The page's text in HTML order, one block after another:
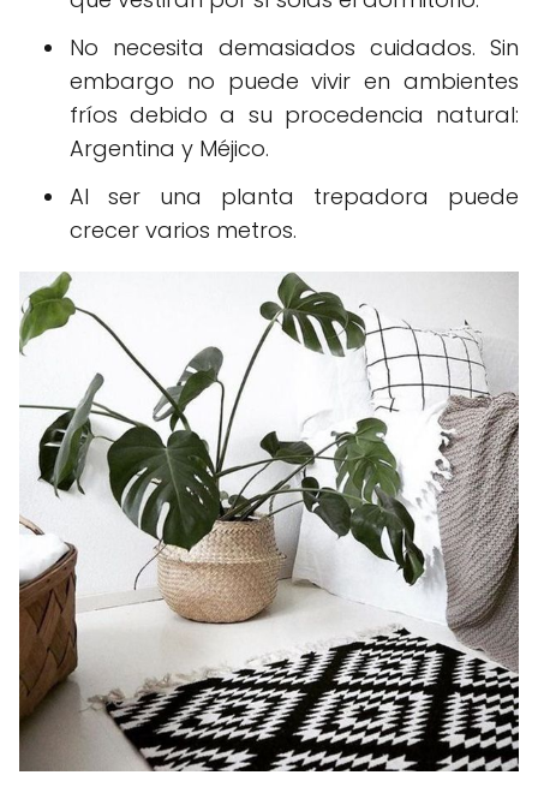
No necesita demasiados cuidados. Sin
embargo no puede vivir en ambientes
fríos debido a su procedencia natural:
Argentina y Méjico.
Al ser una planta trepadora puede
crecer varios metros.